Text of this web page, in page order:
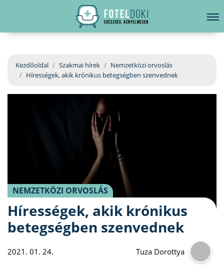
EGÉSZSÉGKÖNYVTÁR
BETEGSÉGKALAUZ
hirdetés
Kezdőoldal Szakmai hírek
Nemzetközi orvoslás
Hírességek, akik krónikus betegségben szenvednek
NEMZETKÖZI ORVOSLÁS
Hírességek, akik krónikus
betegségben szenvednek
2021. 01. 24. Tuza Dorottya